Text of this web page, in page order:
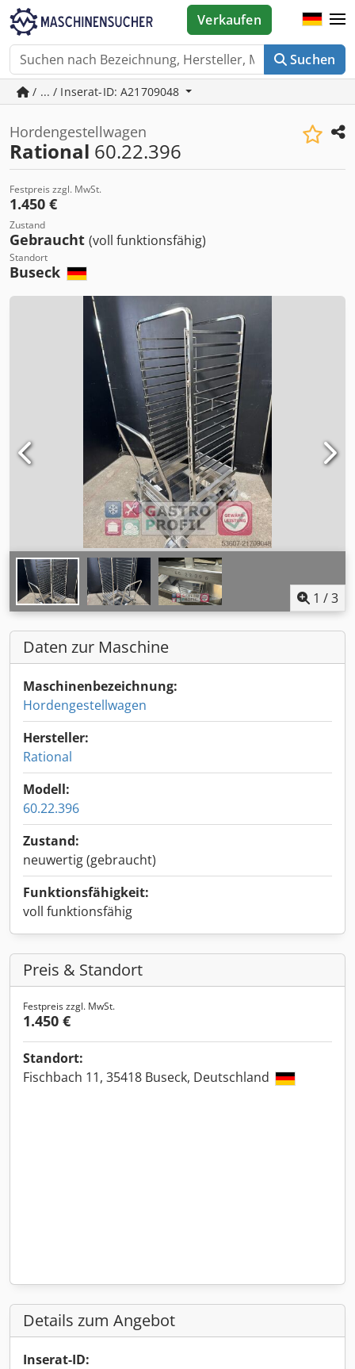
Suchen
Verkaufen
/ ... / Inserat-ID: A21709048
Hordengestellwagen
Rational 60.22.396
Festpreis zzgl. MwSt.
1.450 €
Zustand
Gebraucht (voll funktionsfähig)
Standort
Buseck
1 /3
Daten zur Maschine
Maschinenbezeichnung:
Hordengestellwagen
Hersteller:
Rational
Modell:
60.22.396
Zustand:
neuwertig (gebraucht)
Funktionsfähigkeit:
voll funktionsfähig
Preis & Standort
Festpreis zzgl. MwSt.
1.450 €
Standort:
Fischbach 11, 35418 Buseck, Deutschland
Details zum Angebot
Inserat-ID: